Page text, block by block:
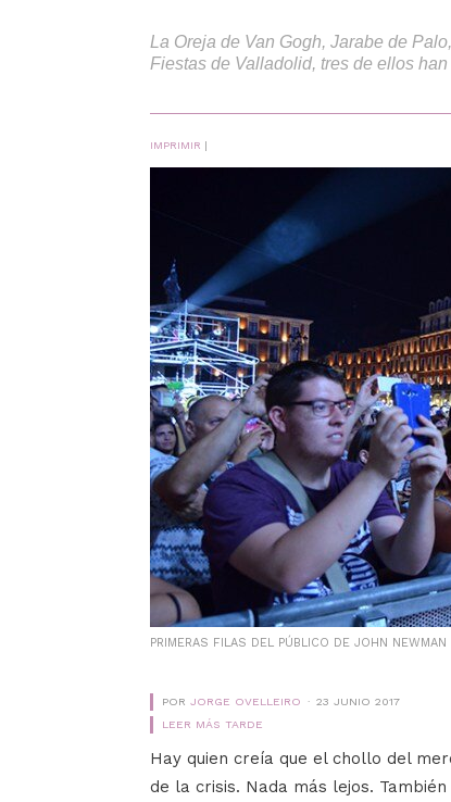
La Oreja de Van Gogh, Jarabe de
Fiestas de Valladolid, tres de ellos
IMPRIMIR |
PRIMERAS FILAS DEL PÚBLICO DE JOHN
POR JORGE OVELLEIRO
23 JUNIO 2017
LEER MÁS TARDE
Hay quien creía que el chollo del
de la crisis. Nada más lejos.